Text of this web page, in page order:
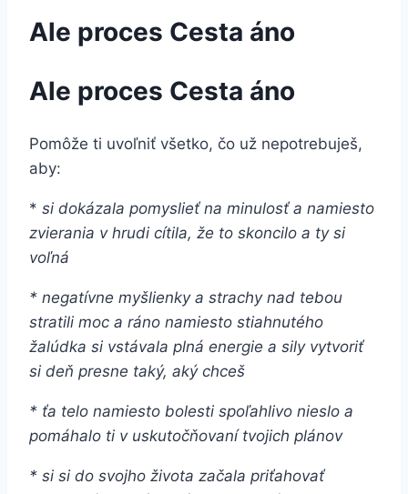
Ale proces Cesta áno
Ale proces Cesta áno
Pomôže ti uvoľniť všetko, čo už nepotrebuješ,
aby:
* si dokázala pomyslieť na minulosť a namiesto
zvierania v hrudi cítila, že to skoncilo a ty si
voľná
* negatívne myšlienky a strachy nad tebou
stratili moc a ráno namiesto stiahnutého
žalúdka si vstávala plná energie a sily vytvoriť
si deň presne taký, aký chceš
* ťa telo namiesto bolesti spoľahlivo nieslo a
pomáhalo ti v uskutočňovaní tvojich plánov
* si si do svojho života začala priťahovať